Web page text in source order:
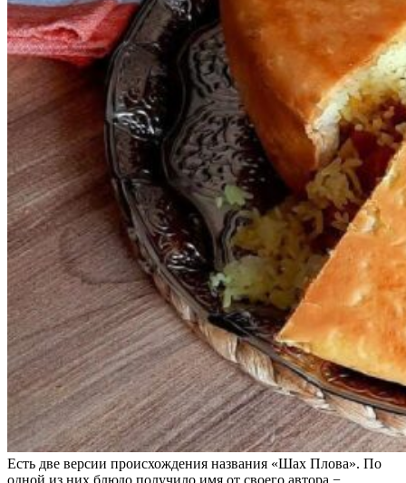
Есть две версии происхождения названия «Шах Плова». По
одной из них блюдо получило имя от своего автора −